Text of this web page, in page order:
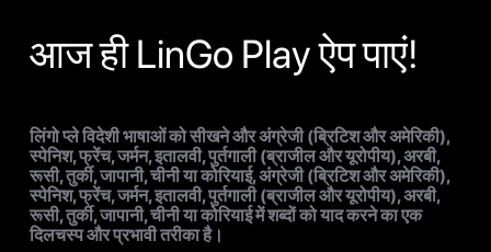
आज ही LinGo Play ऐप पाएं!
लिंगो प्ले विदेशी भाषाओं को सीखने और अंग्रेजी (ब्रिटिश और अमेरिकी),
स्पेनिश, फ्रेंच, जर्मन, इतालवी, पुर्तगाली (ब्राजील और यूरोपीय), अरबी,
रूसी, तुर्की, जापानी, चीनी या कोरियाई, अंग्रेजी (ब्रिटिश और अमेरिकी),
स्पेनिश, फ्रेंच, जर्मन, इतालवी, पुर्तगाली (ब्राजील और यूरोपीय), अरबी,
रूसी, तुर्की, जापानी, चीनी या कोरियाई में शब्दों को याद करने का एक
दिलचस्प और प्रभावी तरीका है।